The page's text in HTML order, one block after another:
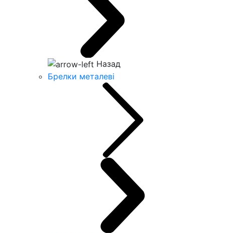
Назад
Брелки металеві